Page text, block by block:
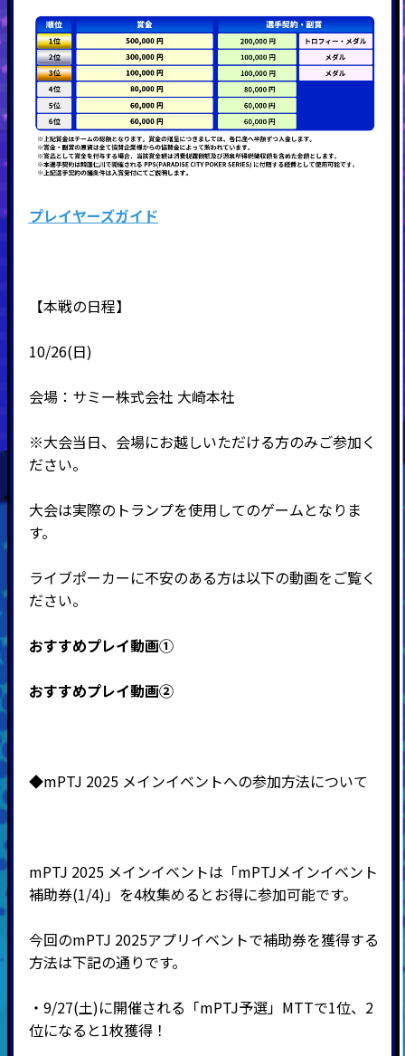
プレイヤーズガイド
【本戦の日程】
10/26(日)
会場：サミー株式会社 大崎本社
※大会当日、会場にお越しいただける方のみご参加く
ださい。
大会は実際のトランプを使用してのゲームとなりま
す。
ライブポーカーに不安のある方は以下の動画をご覧く
ださい。
おすすめプレイ動画①
おすすめプレイ動画②
◆mPTJ 2025 メインイベントへの参加方法について
mPTJ 2025 メインイベントは「mPTJメインイベント
補助券(1/4)」を4枚集めるとお得に参加可能です。
今回のmPTJ 2025アプリイベントで補助券を獲得する
方法は下記の通りです。
・9/27(土)に開催される「mPTJ予選」MTTで1位、2
位になると1枚獲得！